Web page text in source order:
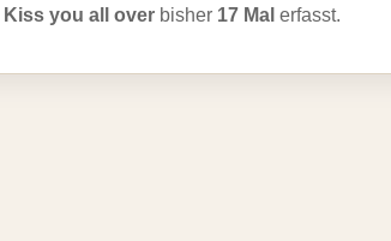
Kiss you all over bisher 17 Mal erfasst.